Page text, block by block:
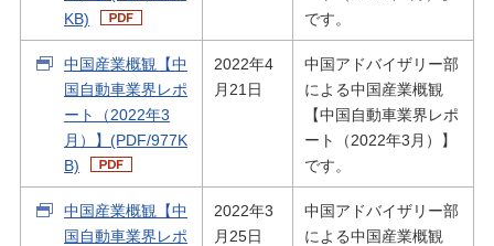
KB)
です。
中国産業概観【中
国自動車業界レポ
ート（2022年3
月）】(PDF/977K
B)
2022年4
月21日
中国アドバイザリー部
による中国産業概観
【中国自動車業界レポ
ート（2022年3月）】
です。
中国産業概観【中
国自動車業界レポ
2022年3
月25日
中国アドバイザリー部
による中国産業概観